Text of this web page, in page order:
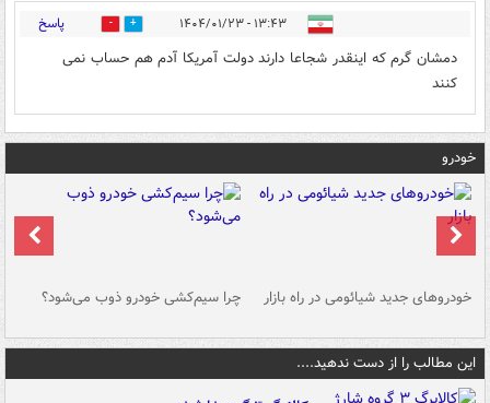
۱۳:۴۳ - ۱۴۰۴/۰۱/۲۳ 0 پاسخ
دمشان گرم که اینقدر شجاعا دارند دولت آمریکا آدم هم حساب نمی
کنند
خودرو
خودروهای جدید شیائومی در راه بازار چرا سیم‌کشی خودرو ذوب می‌شود؟
این مطالب را از دست ندهید....